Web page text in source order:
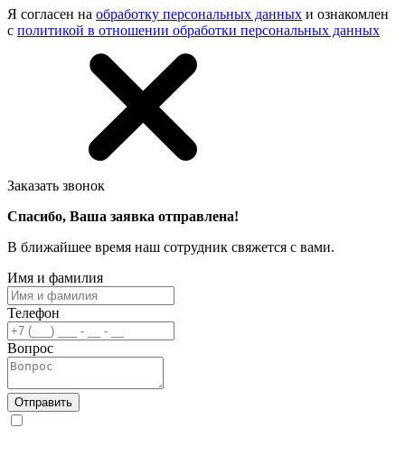
Я согласен на обработку персональных данных и ознакомлен
с политикой в отношении обработки персональных данных
Заказать звонок
Спасибо, Ваша заявка отправлена!
В ближайшее время наш сотрудник свяжется с вами.
Имя и фамилия
Телефон
Вопрос
Отправить